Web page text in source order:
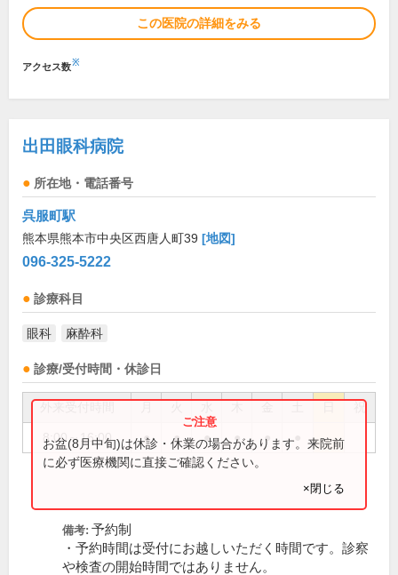
この医院の詳細をみる
アクセス数※
出田眼科病院
所在地・電話番号
呉服町駅
熊本県熊本市中央区西唐人町39 [地図]
096-325-5222
診療科目
眼科 麻酔科
診療/受付時間・休診日
祝
8:00～16:00 ● ● ● ● ●
お盆(8月中旬)は休診・休業の場合があります。来院前
に必ず医療機関に直接ご確認ください。
×閉じる
備考: 予約制
・予約時間は受付にお越しいただく時間です。診察
や検査の開始時間ではありません。